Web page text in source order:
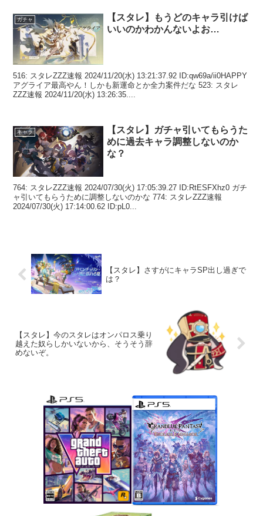
ガチャ
【スタレ】もうどのキャラ引けば
いいのかわかんないよお…
516: スタレZZZ速報 2024/11/20(水) 13:21:37.92 ID:qw69a/ii0HAPPY
アグライア最高やん！しかも新運命とか全力案件だな 523: スタレ
ZZZ速報 2024/11/20(水) 13:26:35....
キャラ
【スタレ】ガチャ引いてもらうた
めに過去キャラ調整しないのか
な？
764: スタレZZZ速報 2024/07/30(火) 17:05:39.27 ID:RtESFXhz0 ガチ
ャ引いてもらうために調整しないのかな 774: スタレZZZ速報
2024/07/30(火) 17:14:00.62 ID:pL0...
【スタレ】さすがにキャラSP出し過ぎで
は？
【スタレ】今のスタレはオンパロス乗り
越えた奴らしかいないから、そうそう辞
めないぞ。